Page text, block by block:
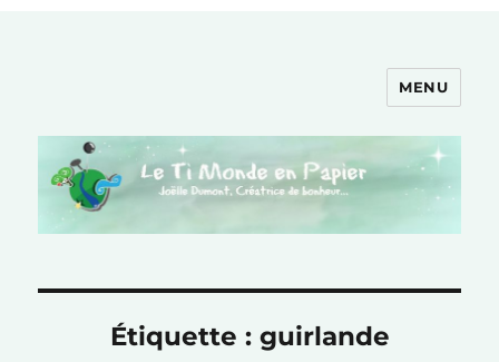
MENU
Étiquette : guirlande